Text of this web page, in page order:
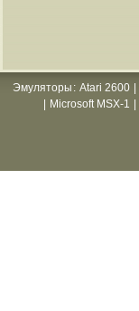
Эмуляторы : Atari 2600
Microsoft MSX-1